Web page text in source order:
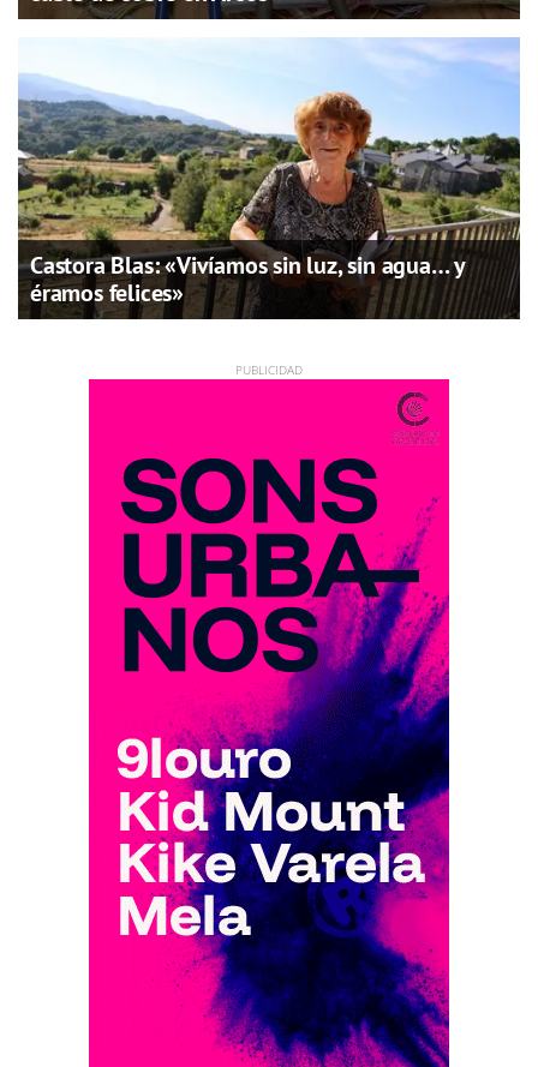
Castora Blas: «Vivíamos sin luz, sin agua… y
éramos felices»